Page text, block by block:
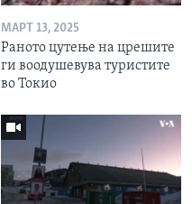
МАРТ 13, 2025
Раното цутење на црешите
ги воодушевува туристите
во Токио